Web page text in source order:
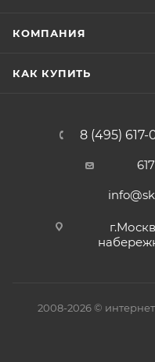
КОМПАНИЯ
КАК КУПИТЬ
8 (495) 617-
2008-2026 ©